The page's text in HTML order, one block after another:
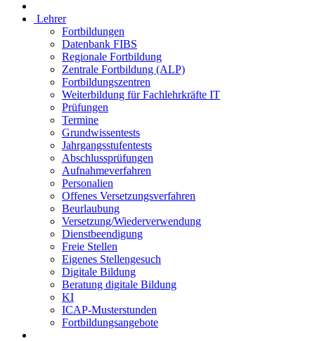
Lehrer
Fortbildungen
Datenbank FIBS
Regionale Fortbildung
Zentrale Fortbildung (ALP)
Fortbildungszentren
Weiterbildung für Fachlehrkräfte IT
Prüfungen
Termine
Grundwissentests
Jahrgangsstufentests
Abschlussprüfungen
Aufnahmeverfahren
Personalien
Offenes Versetzungsverfahren
Beurlaubung
Versetzung/Wiederverwendung
Dienstbeendigung
Freie Stellen
Eigenes Stellengesuch
Digitale Bildung
Beratung digitale Bildung
KI
ICAP-Musterstunden
Fortbildungsangebote